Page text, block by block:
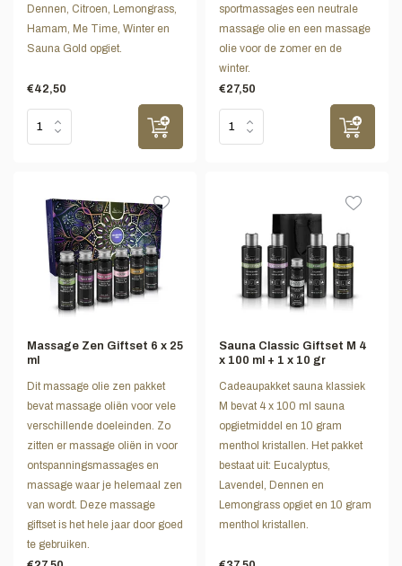
Dennen, Citroen, Lemongrass,
Hamam, Me Time, Winter en
Sauna Gold opgiet.
€42,50
sportmassages een neutrale
massage olie en een massage
olie voor de zomer en de
winter.
€27,50
Massage Zen Giftset 6 x 25
ml
Dit massage olie zen pakket
bevat massage oliën voor vele
verschillende doeleinden. Zo
zitten er massage oliën in voor
ontspanningsmassages en
massage waar je helemaal zen
van wordt. Deze massage
giftset is het hele jaar door goed
te gebruiken.
Sauna Classic Giftset M 4
x 100 ml + 1 x 10 gr
Cadeaupakket sauna klassiek
M bevat 4 x 100 ml sauna
opgietmiddel en 10 gram
menthol kristallen. Het pakket
bestaat uit: Eucalyptus,
Lavendel, Dennen en
Lemongrass opgiet en 10 gram
menthol kristallen.